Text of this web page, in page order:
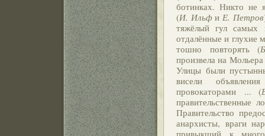
ботинках. Никто не
(И. Ильфи Е. Петров
тяжёлый гул самых
отдалённые и глухие
тошно повторять (
произвела на
Улицы были
висели
провокаторами ... (
правительственные
Правительство
анархисты, враги
привыкший к